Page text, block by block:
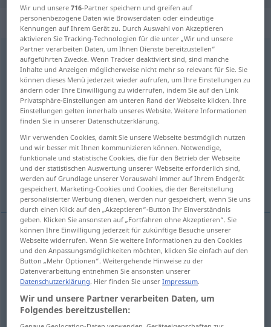
„ordered“: adjective
ordered [ˈɔː(r)də(r)d]adj
Übersicht aller Übersetzungen
(Für mehr Details die Übersetzung anklicken/antippen)
geordnet angeordnet, befohlen
bestellt, in Auftrag gegeben
angeordnet
geordnet orderedarranged
angeordnet, befohlen commanded
Wir und unsere716-Partner speichern und greifen auf
personenbezogene Daten wie Browserdaten oder eindeutige
Kennungen auf Ihrem Gerät zu. Durch Auswahl von Akzeptieren
aktivieren Sie Tracking-Technologien für die unter „Wir und unsere
Partner verarbeiten Daten, um Ihnen Dienste bereitzustellen“
aufgeführten Zwecke. Wenn Tracker deaktiviert sind, sind manche
Inhalte und Anzeigen möglicherweise nicht mehr so relevant für Sie. Sie
können dieses Menü jederzeit wieder aufrufen, um Ihre Einstellungen zu
ändern oder Ihre Einwilligung zu widerrufen, indem Sie auf den Link
Privatsphäre-Einstellungen am unteren Rand der Webseite klicken. Ihre
Einstellungen gelten innerhalb unseres Website. Weitere Informationen
finden Sie in unserer Datenschutzerklärung.
Wir verwenden Cookies, damit Sie unsere Webseite bestmöglich nutzen
und wir besser mit Ihnen kommunizieren können. Notwendige,
funktionale und statistische Cookies, die für den Betrieb der Webseite
und der statistischen Auswertung unserer Webseite erforderlich sind,
werden auf Grundlage unserer Vorauswahl immer auf Ihrem Endgerät
gespeichert. Marketing-Cookies und Cookies, die der Bereitstellung
personalisierter Werbung dienen, werden nur gespeichert, wenn Sie uns
durch einen Klick auf den „Akzeptieren“-Button Ihr Einverständnis
geben. Klicken Sie ansonsten auf „Fortfahren ohne Akzeptieren“. Sie
können Ihre Einwilligung jederzeit für zukünftige Besuche unserer
Webseite widerrufen. Wenn Sie weitere Informationen zu den Cookies
und den Anpassungsmöglichkeiten möchten, klicken Sie einfach auf den
Button „Mehr Optionen“. Weitergehende Hinweise zu der
Datenverarbeitung entnehmen Sie ansonsten unserer
Datenschutzerklärung. Hier finden Sie unserImpressum.
Wir und unsere Partner verarbeiten Daten, um
Folgendes bereitzustellen: